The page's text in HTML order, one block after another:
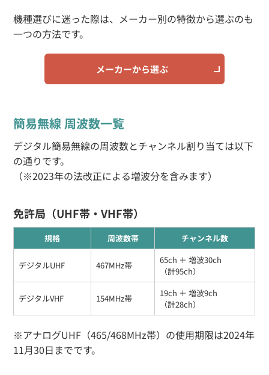
機種選びに迷った際は、メーカー別の特徴から選ぶのも
一つの方法です。
メーカーから選ぶ
簡易無線 周波数一覧
デジタル簡易無線の周波数とチャンネル割り当ては以下
の通りです。
（※2023年の法改正による増波分を含みます）
免許局（UHF帯・VHF帯）
規格 周波数帯 チャンネル数
デジタルUHF 467MHz帯
65ch ＋ 増波30ch
（計95ch）
デジタルVHF 154MHz帯
19ch ＋ 増波9ch
（計28ch）
※アナログUHF（465/468MHz帯）の使用期限は2024年
11月30日までです。